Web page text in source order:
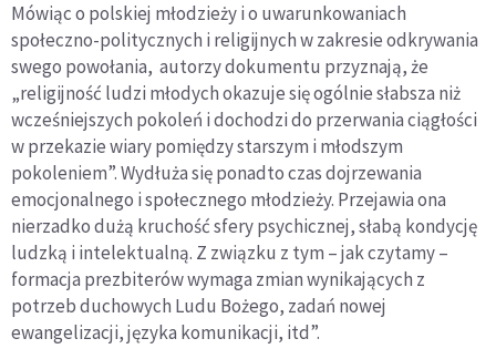
Mówiąc o polskiej młodzieży i o uwarunkowaniach
społeczno-politycznych i religijnych w zakresie odkrywania
swego powołania, autorzy dokumentu przyznają, że
„religijność ludzi młodych okazuje się ogólnie słabsza niż
wcześniejszych pokoleń i dochodzi do przerwania ciągłości
w przekazie wiary pomiędzy starszym i młodszym
pokoleniem”. Wydłuża się ponadto czas dojrzewania
emocjonalnego i społecznego młodzieży. Przejawia ona
nierzadko dużą kruchość sfery psychicznej, słabą kondycję
ludzką i intelektualną. Z związku z tym – jak czytamy –
formacja prezbiterów wymaga zmian wynikających z
potrzeb duchowych Ludu Bożego, zadań nowej
ewangelizacji, języka komunikacji, itd”.